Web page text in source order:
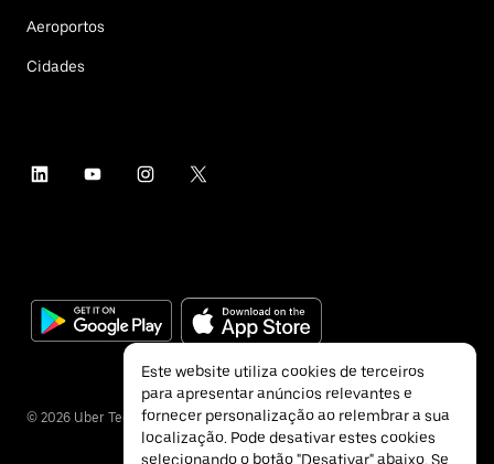
Aeroportos
Cidades
© 2026 Uber Technologies Inc.
Este website utiliza cookies de terceiros
para apresentar anúncios relevantes e
fornecer personalização ao relembrar a sua
localização. Pode desativar estes cookies
selecionando o botão "Desativar" abaixo. Se